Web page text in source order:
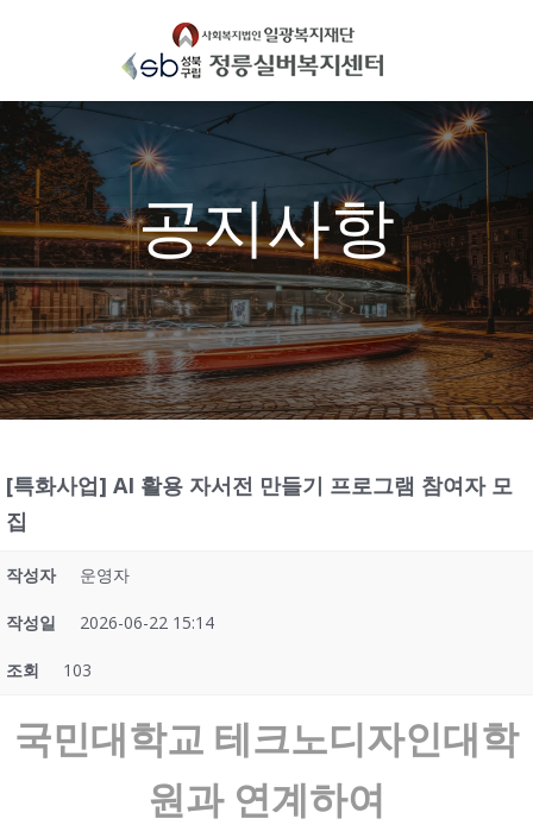
to
content
공지사항
[특화사업] AI 활용 자서전 만들기 프로그램 참여자 모
집
작성자 운영자
작성일 2026-06-22 15:14
조회 103
국민대학교 테크노디자인대학
원과 연계하여